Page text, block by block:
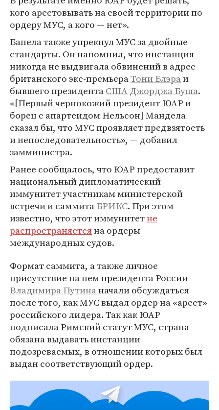
кого арестовывать на своей территории по
ордеру МУС, а кого — нет».
Бапела также упрекнул МУС за двойные
стандарты. Он напомнил, что инстанция
никогда не выдвигала обвинений в адрес
британского экс-премьераТони Блэраи
бывшего президентаСШАДжорджа Буша.
«[Первый чернокожий президент ЮАР и
борец с апартеидом Нельсон] Мандела
сказал бы, что МУС проявляет предвзятость
и непоследовательность», — добавил
замминистра.
Ранее сообщалось, что ЮАР предоставит
национальный дипломатический
иммунитет участникам министерской
встречи и саммитаБРИКС. При этом
известно, что этот иммунитетне
распространяетсяна ордеры
международных судов.
Формат саммита, а также личное
присутствие на нем президента России
Владимира Путинаначали обсуждаться
после того, как МУС выдал ордер на «арест»
российского лидера. Так как ЮАР
подписала Римский статут МУС, страна
обязана выдавать инстанции
подозреваемых, в отношении которых был
выдан соответствующий ордер.